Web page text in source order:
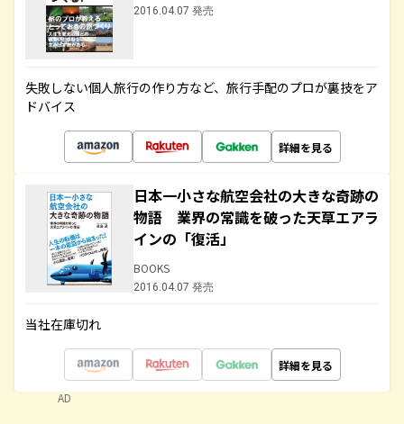
2016.04.07 発売
失敗しない個人旅行の作り方など、旅行手配のプロが裏技をア
ドバイス
詳細を見る
日本一小さな航空会社の大きな奇跡の
物語 業界の常識を破った天草エアラ
インの「復活」
BOOKS
2016.04.07 発売
当社在庫切れ
詳細を見る
AD